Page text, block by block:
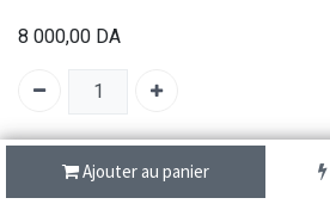
Ajouter au panier
8 000,00 DA
SKU : C072
Brand: HP